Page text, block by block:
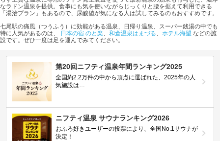
なラドン温泉を提供。食事にも気を使いながらじっくりと腰を据えて利用できる
「湯治プラン」もあるので、尿酸値が気になる人は試してみるのもおすすめです。
七尾駅の痛風（つうふう）に効能がある温泉、日帰り温泉、スーパー銭湯の中でも
特に人気があるのは、
日本の宿 のと楽、 和倉温泉はまづる、 ホテル海望 などの施
設です。ぜひ一度は足を運んでみてください。
第20回ニフティ温泉年間ランキング2025
全国約2.2万件の中から頂点に選ばれた、2025年の人
気施設は…
ニフティ温泉 サウナランキング2026
おふろ好きユーザーの投票により、全国No.1サウナが
決定！